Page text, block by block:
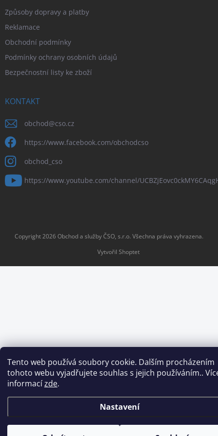
Tento web používá soubory cookie. Dalším procházením
tohoto webu vyjadřujete souhlas s jejich používáním..
informacízde.
Nastavení
Způsoby dopravy a platby
Reklamace
Obchodní podmínky
Podmínky ochrany osobních údajů
Bezpečnostní listy ke zboží
KONTAKT
obchod@cso.cz
https://www.facebook.com/obchodcso
obchod_cso
https://www.youtube.com/channel/
Vytvořil Shoptet
Copyright 2026Obchod a služby ČSO, s.r.o. Všechna práva vyhrazena.